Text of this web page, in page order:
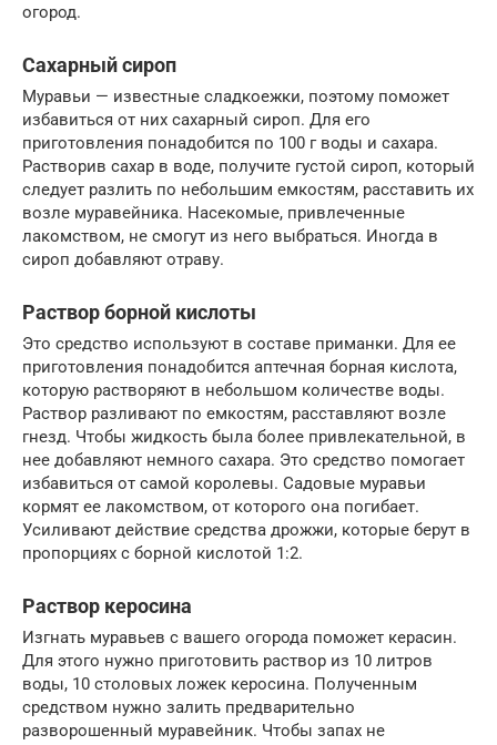
огород.
Сахарный сироп
Муравьи — известные сладкоежки, поэтому поможет
избавиться от них сахарный сироп. Для его
приготовления понадобится по 100 г воды и сахара.
Растворив сахар в воде, получите густой сироп, который
следует разлить по небольшим емкостям, расставить их
возле муравейника. Насекомые, привлеченные
лакомством, не смогут из него выбраться. Иногда в
сироп добавляют отраву.
Раствор борной кислоты
Это средство используют в составе приманки. Для ее
приготовления понадобится аптечная борная кислота,
которую растворяют в небольшом количестве воды.
Раствор разливают по емкостям, расставляют возле
гнезд. Чтобы жидкость была более привлекательной, в
нее добавляют немного сахара. Это средство помогает
избавиться от самой королевы. Садовые муравьи
кормят ее лакомством, от которого она погибает.
Усиливают действие средства дрожжи, которые берут в
пропорциях с борной кислотой 1:2.
Раствор керосина
Изгнать муравьев с вашего огорода поможет керасин.
Для этого нужно приготовить раствор из 10 литров
воды, 10 столовых ложек керосина. Полученным
средством нужно залить предварительно
разворошенный муравейник. Чтобы запах не